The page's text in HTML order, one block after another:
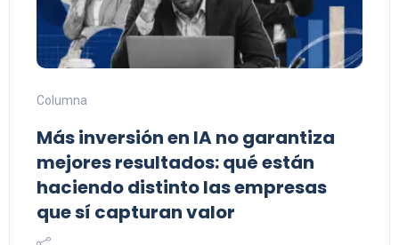
Columna
Más inversión en IA no garantiza
mejores resultados: qué están
haciendo distinto las empresas
que sí capturan valor